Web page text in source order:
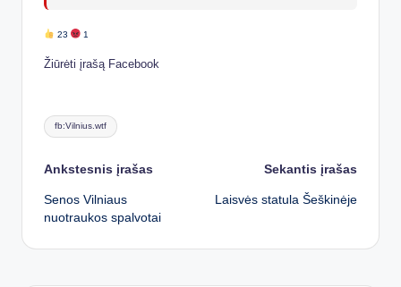
23 1
Žiūrėti įrašą Facebook
Tags:
fb:Vilnius.wtf
Post
navigation
Ankstesnis įrašas
Senos Vilniaus
nuotraukos spalvotai
Sekantis įrašas
Laisvės statula Šeškinėje